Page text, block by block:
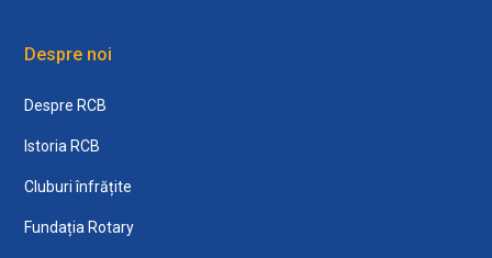
Despre noi
Despre RCB
Istoria RCB
Cluburi înfrățite
Fundația Rotary